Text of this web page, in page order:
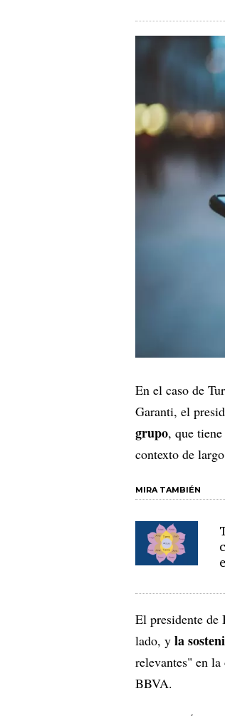
En el caso de
Garanti, el
grupo, que
contexto de
MIRA TAMBIÉN
El presidente
lado, y la
relevantes" en
BBVA.